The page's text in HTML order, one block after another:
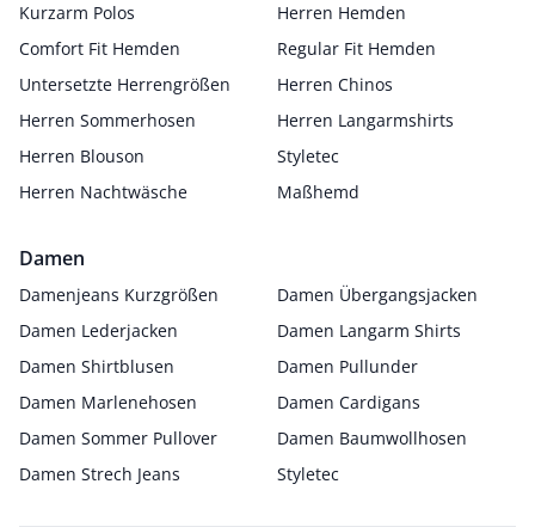
Kurzarm Polos
Herren Hemden
Comfort Fit Hemden
Regular Fit Hemden
Untersetzte Herrengrößen
Herren Chinos
Herren Sommerhosen
Herren Langarmshirts
Herren Blouson
Styletec
Herren Nachtwäsche
Maßhemd
Damen
Damenjeans Kurzgrößen
Damen Übergangsjacken
Damen Lederjacken
Damen Langarm Shirts
Damen Shirtblusen
Damen Pullunder
Damen Marlenehosen
Damen Cardigans
Damen Sommer Pullover
Damen Baumwollhosen
Damen Strech Jeans
Styletec